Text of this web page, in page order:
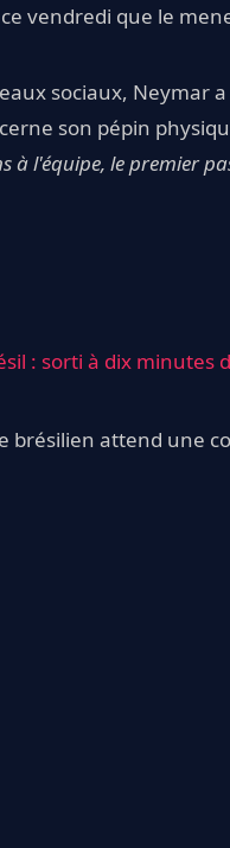
vendredi que le
sociaux, Neymar
son pépin
l'équipe, le premier
: sorti à dix
brésilien attend une